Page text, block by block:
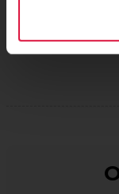
Na koniec